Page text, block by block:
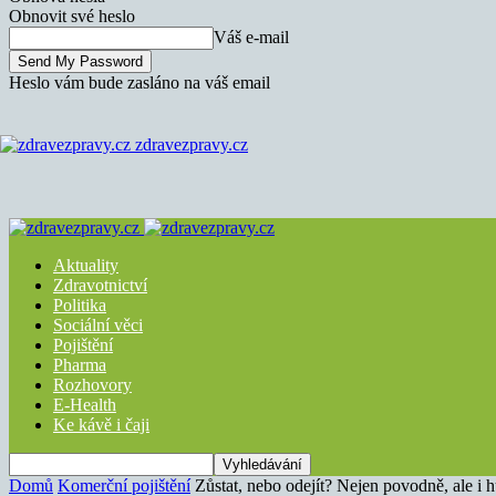
Obnovit své heslo
Váš e-mail
Heslo vám bude zasláno na váš email
zdravezpravy.cz
Aktuality
Zdravotnictví
Politika
Sociální věci
Pojištění
Pharma
Rozhovory
E-Health
Ke kávě i čaji
Domů Komerční pojištění Zůstat, nebo odejít? Nejen povodně, ale i